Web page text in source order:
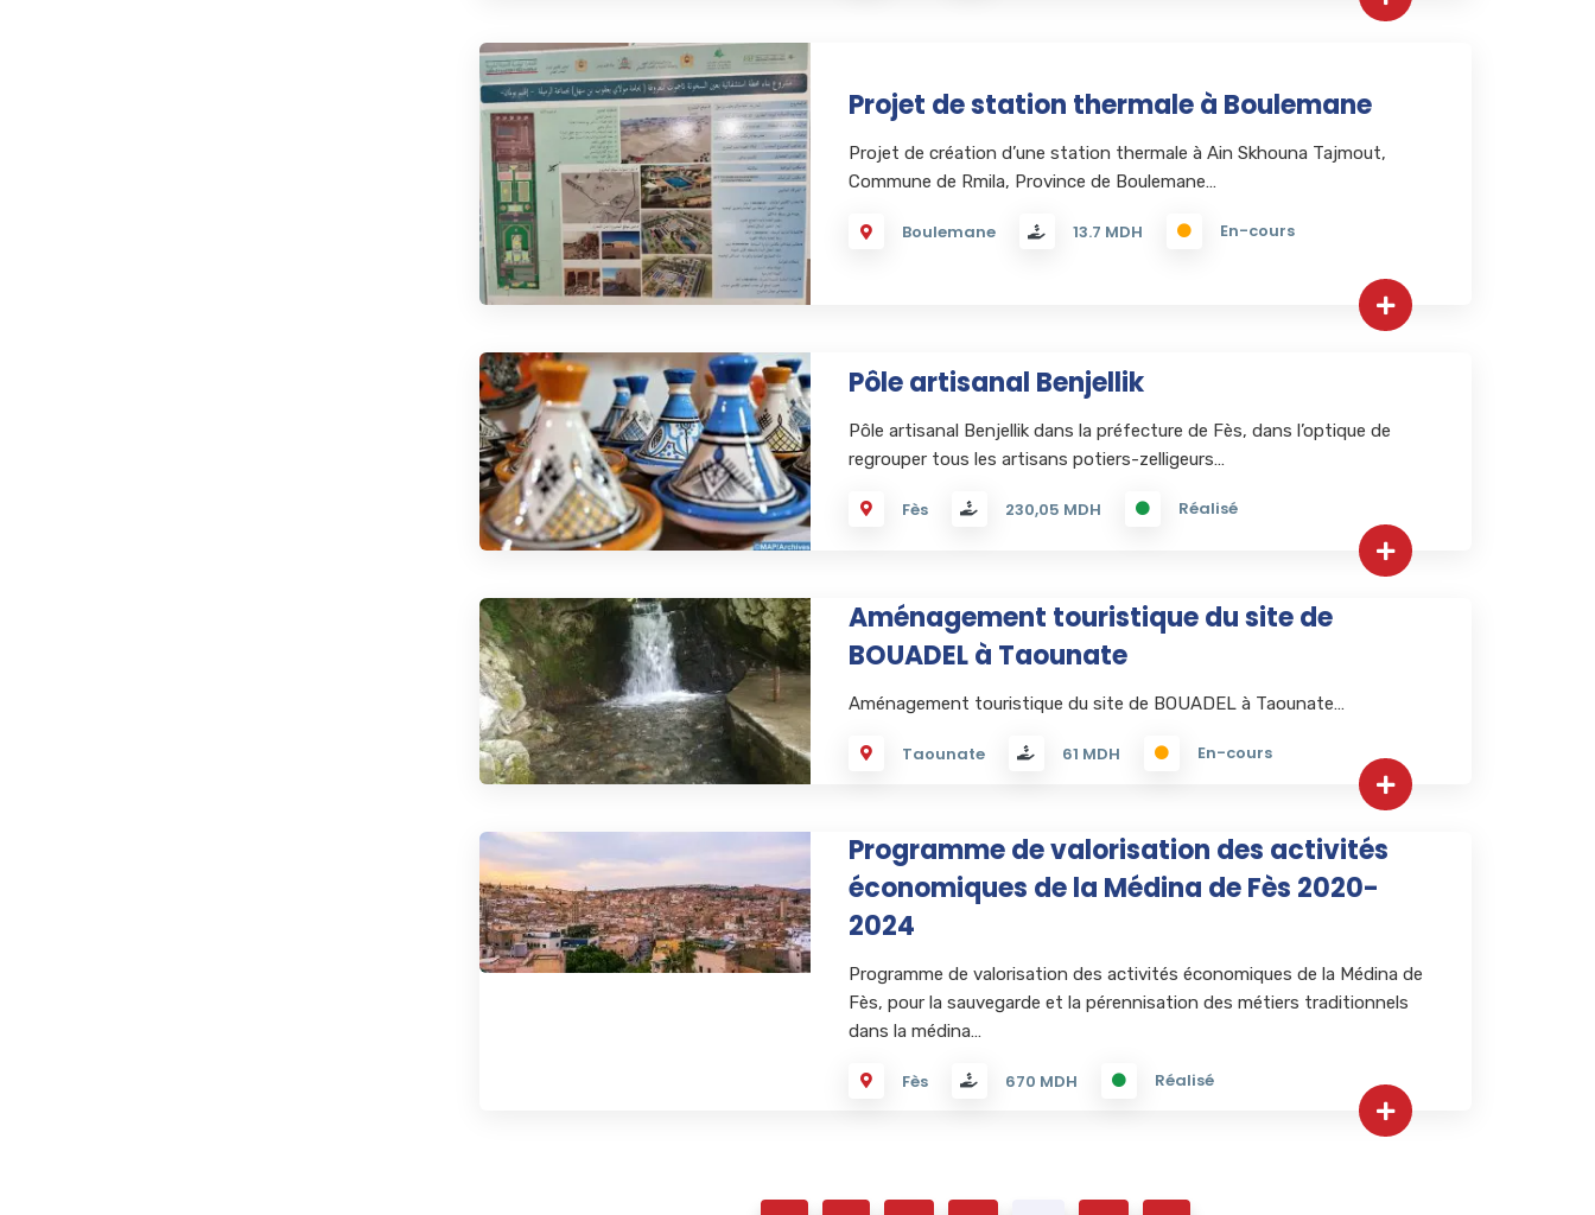
Projet de station thermale à Boulemane
Projet de création d’une station thermale à Ain Skhouna Tajmout,
Commune de Rmila, Province de Boulemane…
Boulemane 13.7 MDH En-cours
Pôle artisanal Benjellik
Pôle artisanal Benjellik dans la préfecture de Fès, dans l’optique de
regrouper tous les artisans potiers-zelligeurs…
Fès 230,05 MDH Réalisé
Aménagement touristique du site de
BOUADEL à Taounate
Aménagement touristique du site de BOUADEL à Taounate…
Taounate 61 MDH En-cours
Programme de valorisation des activités
économiques de la Médina de Fès 2020-
2024
Programme de valorisation des activités économiques de la Médina de
Fès, pour la sauvegarde et la pérennisation des métiers traditionnels
dans la médina…
Fès 670 MDH Réalisé